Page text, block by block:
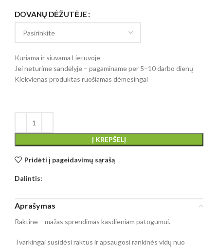
DOVANŲ DĖŽUTĖJE
Kuriama ir siuvama Lietuvoje
Jei neturime sandėlyje – pagaminame per 5–10 darbo dienų
Kiekvienas produktas ruošiamas dėmesingai
Į KREPŠELĮ
Pridėti į pageidavimų sąrašą
Dalintis:
Aprašymas
Raktinė – mažas sprendimas kasdieniam patogumui.
Tvarkingai susidėsi raktus ir apsaugosi rankinės vidų nuo